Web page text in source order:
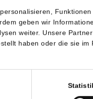
geben wir
weiter. Unsere
haben oder die sie
Sie sofort 20€ gratis.
ersten €10.000 an
sie jetzt!
von der